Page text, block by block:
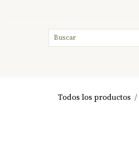
Todos los productos